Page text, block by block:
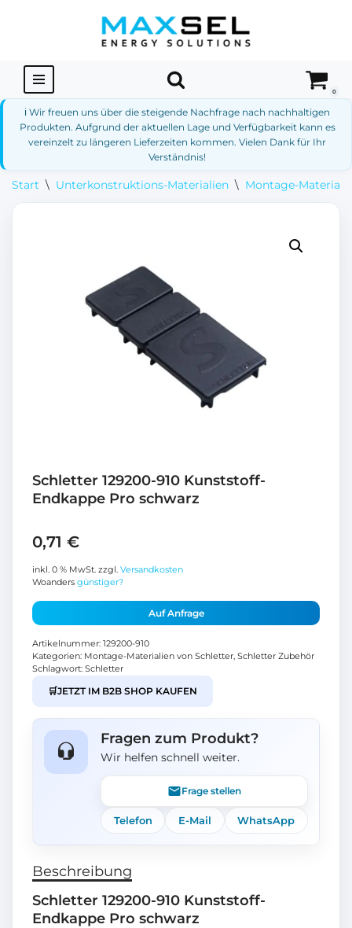
springen
0
ℹ️ Wir freuen uns über die steigende Nachfrage nach nachhaltigen
Produkten. Aufgrund der aktuellen Lage und Verfügbarkeit kann es
vereinzelt zu längeren Lieferzeiten kommen. Vielen Dank für Ihr
Verständnis!
Start \ Unterkonstruktions-Materialien \ Montage-
Schletter 129200-910 Kunststoff-
Endkappe Pro schwarz
0,71 €
inkl. 0 % MwSt. zzgl. Versandkosten
Woanders günstiger?
Auf Anfrage
Artikelnummer: 129200-910
Kategorien: Montage-Materialien von Schletter, Schletter Zubehör
Schlagwort: Schletter
🛒JETZT IM B2B SHOP KAUFEN
Fragen zum Produkt?
Wir helfen schnell weiter.
Frage stellen
Telefon E-Mail WhatsApp
Beschreibung
Schletter 129200-910 Kunststoff-
Endkappe Pro schwarz